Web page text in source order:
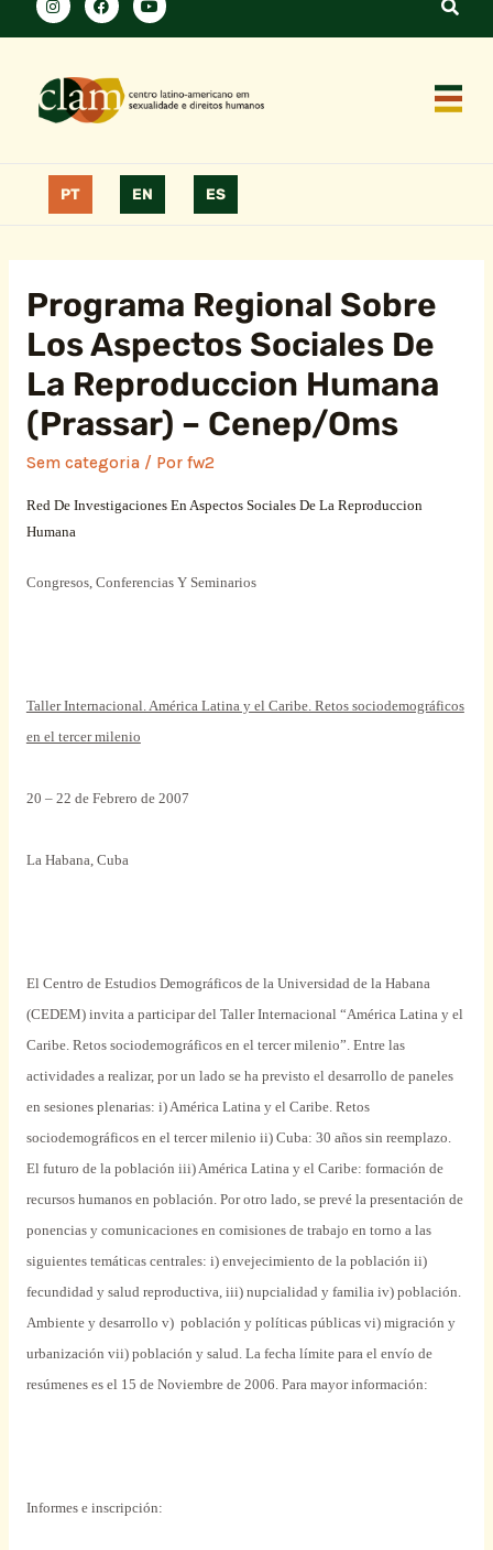
PT EN ES
Programa Regional Sobre
Los Aspectos Sociales De
La Reproduccion Humana
(Prassar) – Cenep/Oms
Sem categoria/ Por fw2
Red De Investigaciones En Aspectos Sociales De La Reproduccion
Humana
Congresos, Conferencias Y Seminarios
Taller Internacional. América Latina y el Caribe. Retos sociodemográficos
en el tercer milenio
20 – 22 de Febrero de 2007
La Habana, Cuba
El Centro de Estudios Demográficos de la Universidad de la Habana
(CEDEM) invita a participar del Taller Internacional “América Latina y el
Caribe. Retos sociodemográficos en el tercer milenio”. Entre las
actividades a realizar, por un lado se ha previsto el desarrollo de paneles
en sesiones plenarias: i) América Latina y el Caribe. Retos
sociodemográficos en el tercer milenio ii) Cuba: 30 años sin reemplazo.
El futuro de la población iii) América Latina y el Caribe: formación de
recursos humanos en población. Por otro lado, se prevé la presentación de
ponencias y comunicaciones en comisiones de trabajo en torno a las
siguientes temáticas centrales: i) envejecimiento de la población ii)
fecundidad y salud reproductiva, iii) nupcialidad y familia iv) población.
Ambiente y desarrollo v) población y políticas públicas vi) migración y
urbanización vii) población y salud. La fecha límite para el envío de
resúmenes es el 15 de Noviembre de 2006. Para mayor información:
Informes e inscripción: